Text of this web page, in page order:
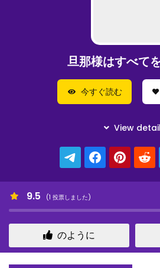
旦那様はすべて
今すぐ読む
9.5 (1 投票しました)
のように